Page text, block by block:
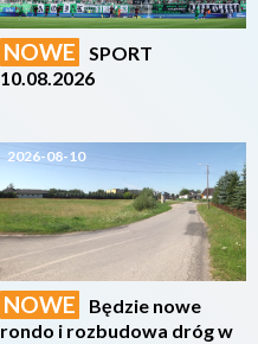
NOWE
SPORT
10.08.2026
2026-08-10
NOWE
Będzie nowe
rondo i rozbudowa dróg w